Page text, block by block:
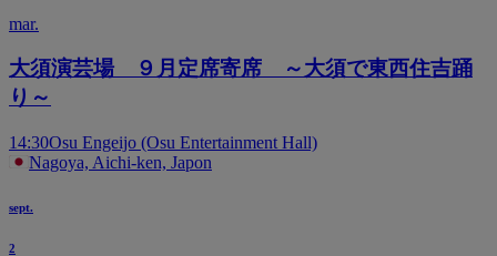
mar.
大須演芸場 ９月定席寄席 ～大須で東西住吉踊
り～
14:30Osu Engeijo (Osu Entertainment Hall)
Nagoya, Aichi-ken, Japon
sept.
2